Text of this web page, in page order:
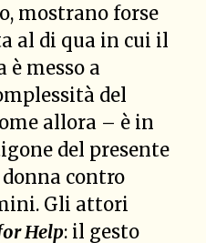
mostrano forse
al di qua in cui il
è messo a
del
allora – è in
del presente
contro
Gli attori
Help: il gesto